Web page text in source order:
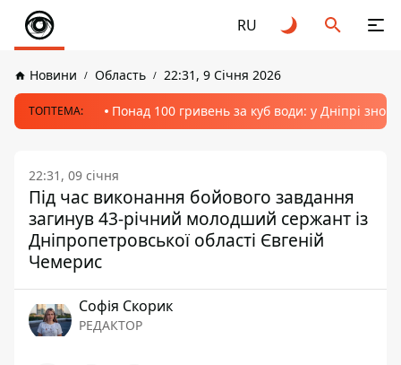
RU
Новини Область 22:31, 9 Січня 2026
ТОПТЕМА: Понад 100 гривень за куб води: у Дніпрі
22:31, 09 січня
Під час виконання бойового завдання
загинув 43-річний молодший сержант із
Дніпропетровської області Євгеній
Чемерис
Софія Скорик
РЕДАКТОР